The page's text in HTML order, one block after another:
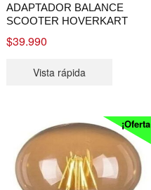
ADAPTADOR BALANCE
SCOOTER HOVERKART
$39.990
Vista rápida
¡Oferta!